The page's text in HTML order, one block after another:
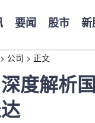
要闻 股市 新
> 公司 > 正文
度解析